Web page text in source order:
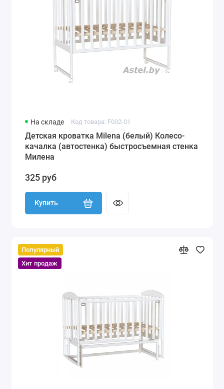
На складе Код товара: F002-01
Детская кроватка Milena (белый) Колесо-
качалка (автостенка) быстросъемная стенка
Милена
325 руб
Купить
Популярный
Хит продаж